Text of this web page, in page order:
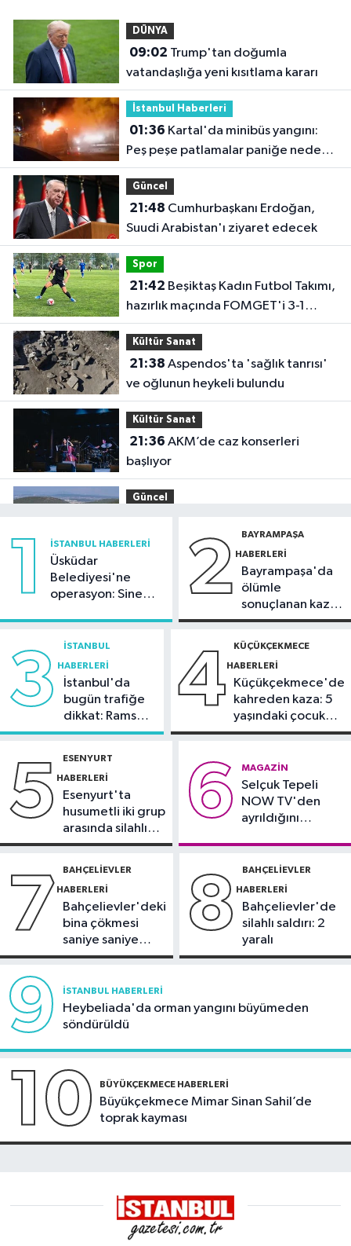
DÜNYA
09:02
vatandaşlığa yeni kısıtlama kararı
İstanbul Haberleri
01:36
Peş peşe patlamalar paniğe neden
oldu
Güncel
21:48
Suudi Arabistan'ı ziyaret edecek
Spor
21:42
hazırlık maçında FOMGET'i 3-1
mağlup etti
Kültür Sanat
21:38
ve oğlunun heykeli bulundu
Kültür Sanat
21:36
başlıyor
Güncel
etkisi
Bilim ve Teknoloji
21:26
oranı yüzde 92,3 oldu
Bilim ve Teknoloji
milyona ulaştı
vatandaşları yazlık sinemada
buluşturuyor
1 İSTANBUL HABERLERI
Üsküdar
Belediyesi'ne
operasyon: Sinem
2 BAYRAMPAŞA
HABERLERI
Bayrampaşa'da
ölümle
sonuçlanan kaza:
Sürücü
gözaltında
3 İSTANBUL
HABERLERI
İstanbul'da
bugün trafiğe
dikkat: Rams
Park çevresinde
4 KÜÇÜKÇEKMECE
HABERLERI
Küçükçekmece'de
kahreden kaza: 5
yaşındaki çocuk
yoğun bakımda
5 ESENYURT
HABERLERI
Esenyurt'ta
husumetli iki grup
arasında silahlı
kavga
6 MAGAZIN
Selçuk Tepeli
NOW TV'den
ayrıldığını
7 BAHÇELIEVLER
HABERLERI
Bahçelievler'deki
bina çökmesi
saniye saniye
görüntülendi
8 BAHÇELIEVLER
HABERLERI
Bahçelievler'de
silahlı saldırı: 2
yaralı
9 İSTANBUL HABERLERI
Heybeliada'da orman yangını büyümeden
söndürüldü
10 BÜYÜKÇEKMECE HABERLERI
Büyükçekmece Mimar Sinan Sahil’de
toprak kayması